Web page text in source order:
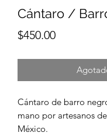
Cántaro /
$450.00Precio
Cántaro de barro
mano por artesanos
México.